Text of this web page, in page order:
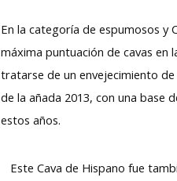
En la categoría de espumosos y
máxima puntuación de cavas en
tratarse de un envejecimiento
de la añada 2013, con una base
estos años.
Este Cava de Hispano fue